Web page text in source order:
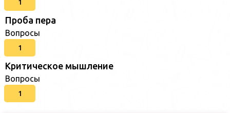
1
Проба пера
Вопросы
1
Критическое мышление
Вопросы
1